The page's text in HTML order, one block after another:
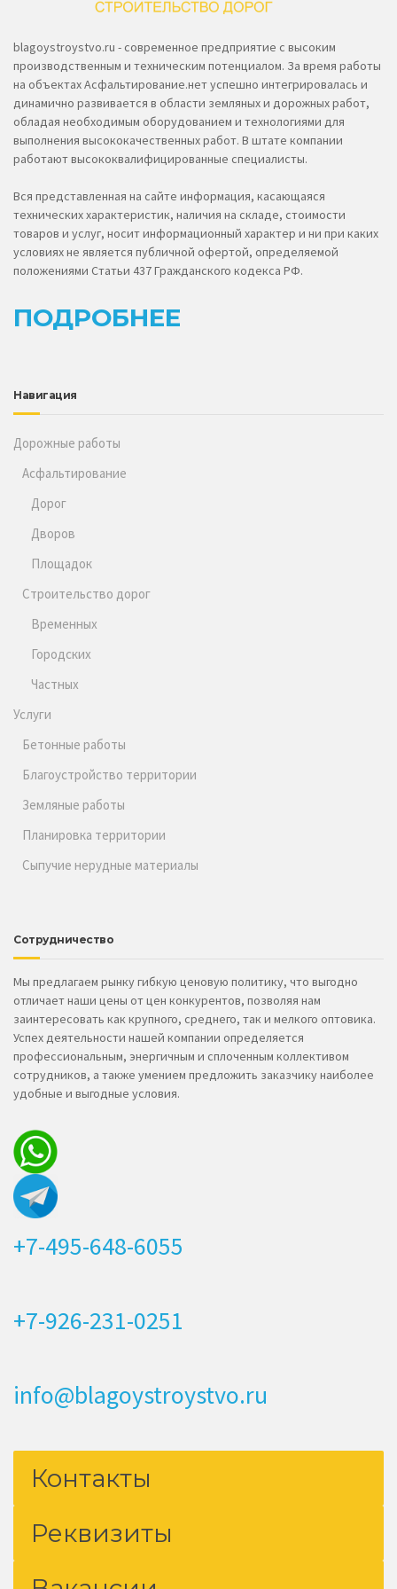
blagoystroystvo.ru - современное предприятие с высоким
производственным и техническим потенциалом. За время работы
на объектах Асфальтирование.нет успешно интегрировалась и
динамично развивается в области земляных и дорожных работ,
обладая необходимым оборудованием и технологиями для
выполнения высококачественных работ. В штате компании
работают высококвалифицированные специалисты.
Вся представленная на сайте информация, касающаяся
технических характеристик, наличия на складе, стоимости
товаров и услуг, носит информационный характер и ни при каких
условиях не является публичной офертой, определяемой
положениями Статьи 437 Гражданского кодекса РФ.
ПОДРОБНЕЕ
Навигация
Дорожные работы
Асфальтирование
Дорог
Дворов
Площадок
Строительство дорог
Временных
Городских
Частных
Услуги
Бетонные работы
Благоустройство территории
Земляные работы
Планировка территории
Сыпучие нерудные материалы
Сотрудничество
Мы предлагаем рынку гибкую ценовую политику, что выгодно
отличает наши цены от цен конкурентов, позволяя нам
заинтересовать как крупного, среднего, так и мелкого оптовика.
Успех деятельности нашей компании определяется
профессиональным, энергичным и сплоченным коллективом
сотрудников, а также умением предложить заказчику наиболее
удобные и выгодные условия.
+7-495-648-6055
+7-926-231-0251
info@blagoystroystvo.ru
Контакты
Реквизиты